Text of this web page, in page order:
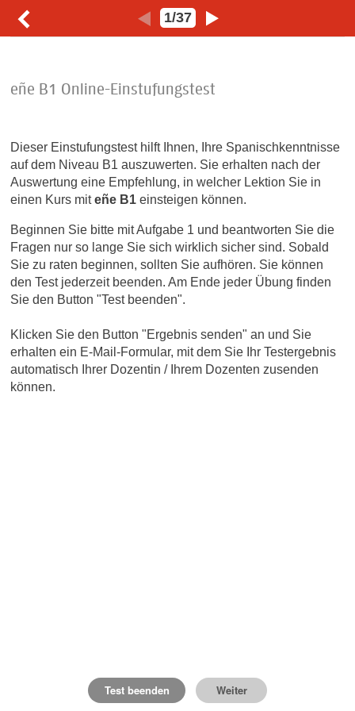
1/37
eñe B1 Online-Einstufungstest
Dieser Einstufungstest hilft Ihnen, Ihre Spanischkenntnisse
auf dem Niveau B1 auszuwerten. Sie erhalten nach der
Auswertung eine Empfehlung, in welcher Lektion Sie in
einen Kurs miteñe B1einsteigen können.
Beginnen Sie bitte mit Aufgabe 1 und beantworten Sie die
Fragen nur so lange Sie sich wirklich sicher sind. Sobald
Sie zu raten beginnen, sollten Sie aufhören. Sie können
den Test jederzeit beenden. Am Ende jeder Übung finden
Sie den Button "Test beenden".
Klicken Sie den Button "Ergebnis senden" an und Sie
erhalten ein E-Mail-Formular, mit dem Sie Ihr Testergebnis
automatisch Ihrer Dozentin / Ihrem Dozenten zusenden
können.
Test beenden Weiter